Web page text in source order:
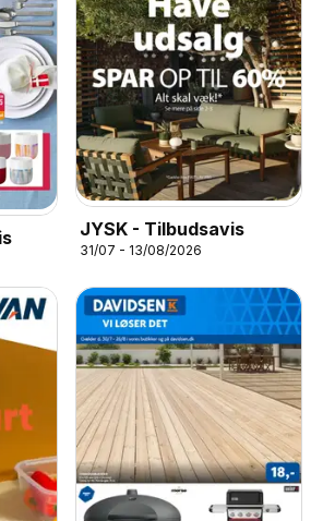
JYSK - Tilbudsavis
31/07 - 13/08/2026